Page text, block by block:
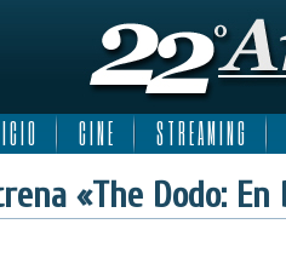
C I O C I N E S T R E A M I N G
«The Dodo: En